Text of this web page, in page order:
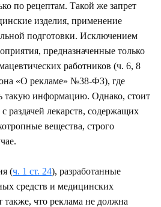
по рецептам. Такой же запрет
изделия, применение
подготовки. Исключением
предназначенные только
работников (ч. 6, 8
«О рекламе» №38-ФЗ), где
такую информацию. Однако, стоит
раздачей лекарств, содержащих
вещества, строго
(ч. 1 ст. 24), разработанные
средств и медицинских
также, что реклама не должна